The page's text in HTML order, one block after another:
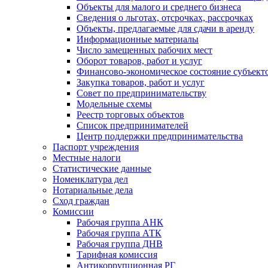
Объекты для малого и среднего бизнеса
Сведения о льготах, отсрочках, рассрочках
Объекты, предлагаемые для сдачи в аренду
Информационные материалы
Число замещенных рабочих мест
Оборот товаров, работ и услуг
Финансово-экономическое состояние
Закупка товаров, работ и услуг
Совет по предпринимательству
Модельные схемы
Реестр торговых объектов
Список предпринимателей
Центр поддержки предпринимательства
Паспорт учреждения
Местные налоги
Статистические данные
Номенклатура дел
Нотариальные дела
Сход граждан
Комиссии
Рабочая группа АНК
Рабочая группа АТК
Рабочая группа ДНВ
Тарифная комиссия
Антикоррупционная РГ